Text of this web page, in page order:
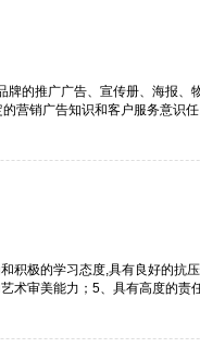
的推广广告、宣传册、海报
营销广告知识和客户服务意识
极的学习态度,具有良好的抗
术审美能力；5、具有高度的责